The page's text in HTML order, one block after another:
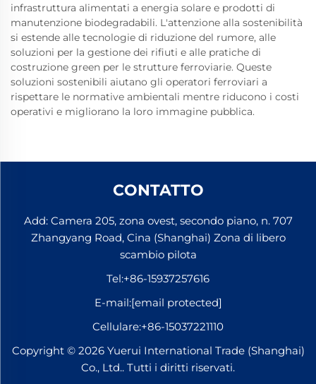
infrastruttura alimentati a energia solare e prodotti di
manutenzione biodegradabili. L'attenzione alla sostenibilità
si estende alle tecnologie di riduzione del rumore, alle
soluzioni per la gestione dei rifiuti e alle pratiche di
costruzione green per le strutture ferroviarie. Queste
soluzioni sostenibili aiutano gli operatori ferroviari a
rispettare le normative ambientali mentre riducono i costi
operativi e migliorano la loro immagine pubblica.
CONTATTO
Add: Camera 205, zona ovest, secondo piano, n. 707
Zhangyang Road, Cina (Shanghai) Zona di libero
scambio pilota
Tel:+86-15937257616
E-mail:[email protected]
Cellulare:+86-15037221110
Copyright © 2026 Yuerui International Trade (Shanghai)
Co., Ltd.. Tutti i diritti riservati.